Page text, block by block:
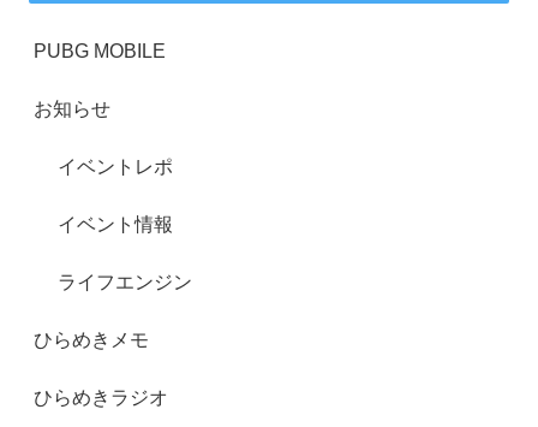
PUBG MOBILE
お知らせ
イベントレポ
イベント情報
ライフエンジン
ひらめきメモ
ひらめきラジオ